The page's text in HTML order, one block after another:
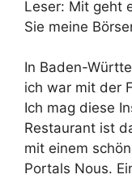
Leser: Mit geht
Sie meine
In Baden-
ich war mit der
Ich mag diese
Restaurant ist
mit einem
Portals Nous.